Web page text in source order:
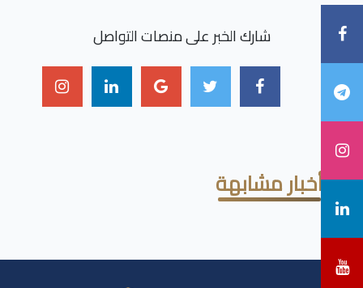
شارك الخبر على منصات التواصل
أخبار مشابهة